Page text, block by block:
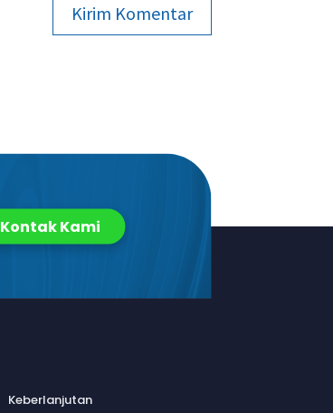
Kirim Komentar
Kontak Kami
Keberlanjutan